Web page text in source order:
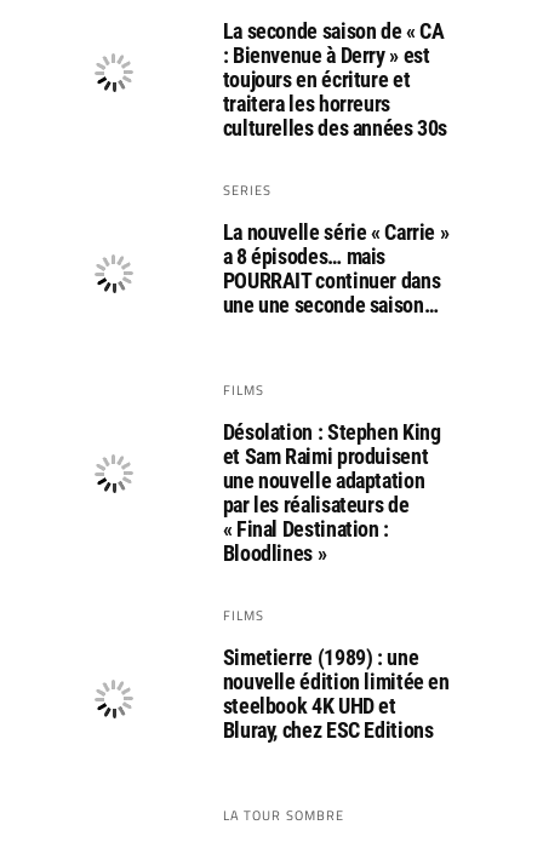
La seconde saison de « CA
: Bienvenue à Derry » est
toujours en écriture et
traitera les horreurs
culturelles des années 30s
SERIES
La nouvelle série « Carrie »
a 8 épisodes… mais
POURRAIT continuer dans
une une seconde saison…
FILMS
Désolation : Stephen King
et Sam Raimi produisent
une nouvelle adaptation
par les réalisateurs de
« Final Destination :
Bloodlines »
FILMS
Simetierre (1989) : une
nouvelle édition limitée en
steelbook 4K UHD et
Bluray, chez ESC Editions
LA TOUR SOMBRE